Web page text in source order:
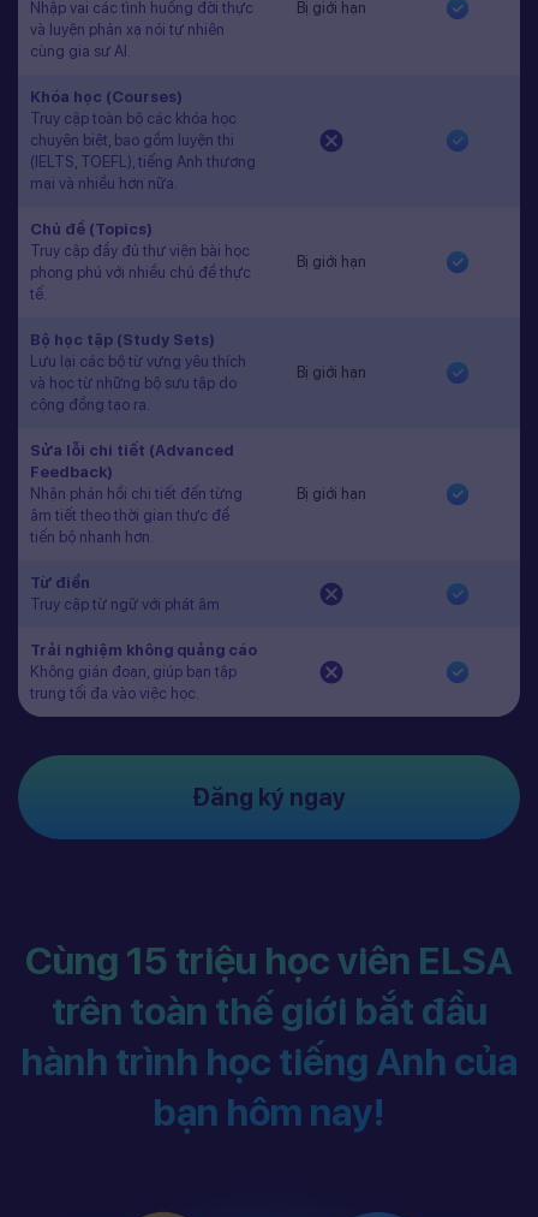
Nhập vai các tình huống đời thực
và luyện phản xạ nói tự nhiên
cùng gia sư AI.
Bị giới hạn
Khóa học (Courses)
Truy cập toàn bộ các khóa học
chuyên biệt, bao gồm luyện thi
(IELTS, TOEFL), tiếng Anh thương
mại và nhiều hơn nữa.
Chủ đề (Topics)
Truy cập đầy đủ thư viện bài học
phong phú với nhiều chủ đề thực
tế.
Bị giới hạn
Bộ học tập (Study Sets)
Lưu lại các bộ từ vựng yêu thích
và học từ những bộ sưu tập do
cộng đồng tạo ra.
Bị giới hạn
Sửa lỗi chi tiết (Advanced
Feedback)
Nhận phản hồi chi tiết đến từng
âm tiết theo thời gian thực để
tiến bộ nhanh hơn.
Bị giới hạn
Từ điển
Truy cập từ ngữ với phát âm
Trải nghiệm không quảng cáo
Không gián đoạn, giúp bạn tập
trung tối đa vào việc học.
Đăng ký ngay
Cùng 15 triệu học viên ELSA
trên toàn thế giới bắt đầu
hành trình học tiếng Anh của
bạn hôm nay!